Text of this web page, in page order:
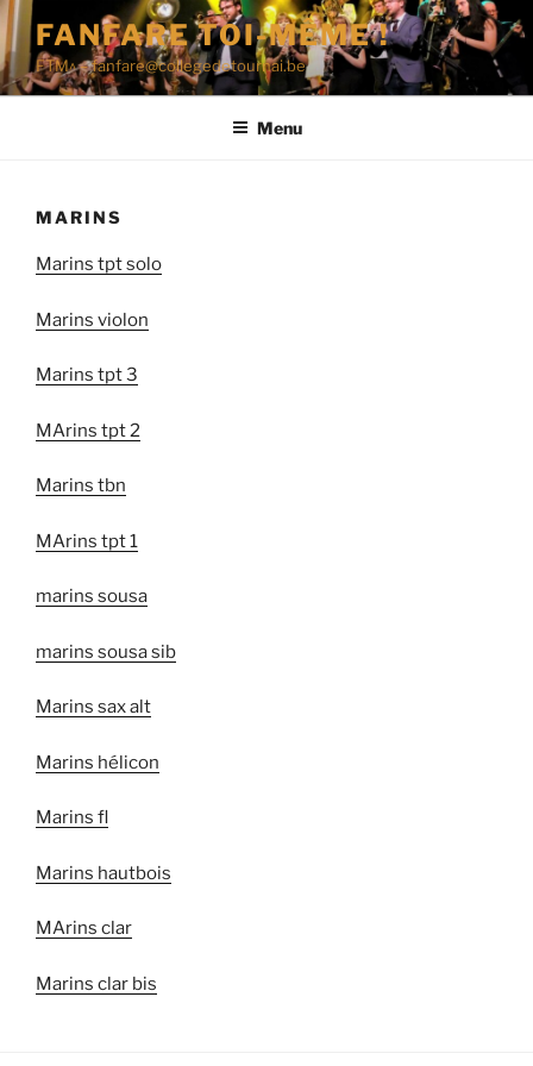
Aller
au
contenu
principal
FANFARE TOI-MÊME !
FTM^ – fanfare@collegedetournai.be
Menu
MARINS
Marins tpt solo
Marins violon
Marins tpt 3
MArins tpt 2
Marins tbn
MArins tpt 1
marins sousa
marins sousa sib
Marins sax alt
Marins hélicon
Marins fl
Marins hautbois
MArins clar
Marins clar bis